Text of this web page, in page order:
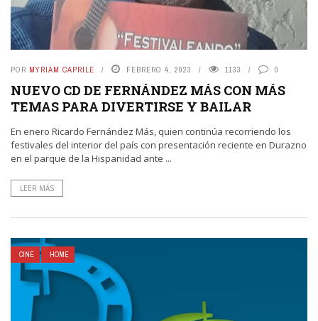
POR MYRIAM CAPRILE FEBRERO 4, 2023 1133 0
NUEVO CD DE FERNÁNDEZ MÁS CON MÁS
TEMAS PARA DIVERTIRSE Y BAILAR
En enero Ricardo Fernández Más, quien continúa recorriendo los
festivales del interior del país con presentación reciente en Durazno
en el parque de la Hispanidad ante ...
LEER MÁS
CINE HOME